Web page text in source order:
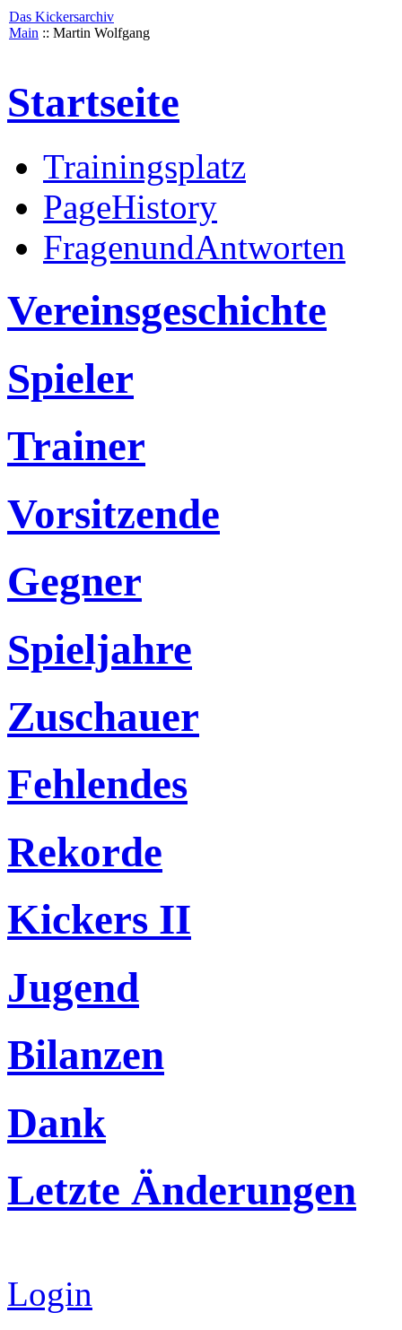
Das Kickersarchiv
Main :: Martin Wolfgang
Startseite
Trainingsplatz
PageHistory
FragenundAntworten
Vereinsgeschichte
Spieler
Trainer
Vorsitzende
Gegner
Spieljahre
Zuschauer
Fehlendes
Rekorde
Kickers II
Jugend
Bilanzen
Dank
Letzte Änderungen
Login